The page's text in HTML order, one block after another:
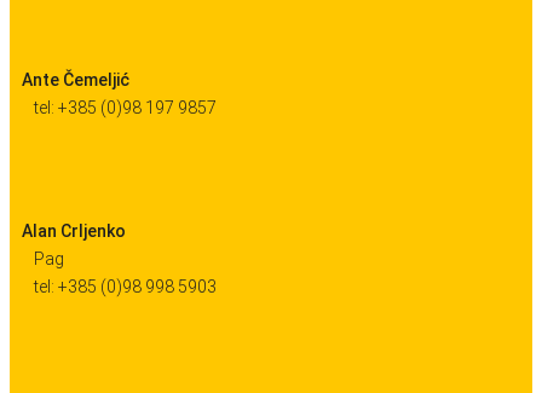
Ante Čemeljić
tel: +385 (0)98 197 9857
Alan Crljenko
Pag
tel: +385 (0)98 998 5903